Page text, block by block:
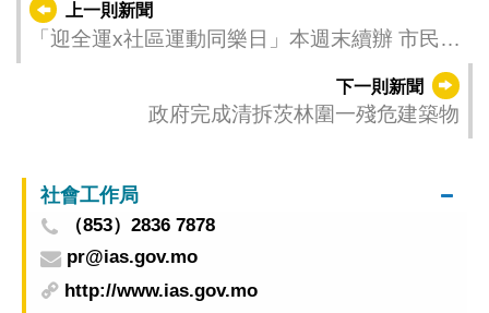
上一則新聞
「迎全運x社區運動同樂日」本週末續辦 市民齊
下一則新聞
政府完成清拆茨林圍一殘危建築物
社會工作局
（853）2836 7878
pr@ias.gov.mo
http://www.ias.gov.mo